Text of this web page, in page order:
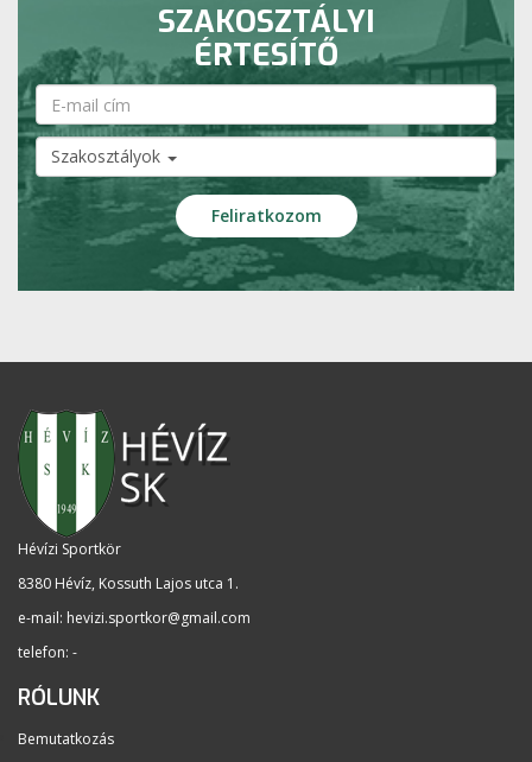
SZAKOSZTÁLYI
ÉRTESÍTŐ
Szakosztályok
Hévízi Sportkör
8380 Hévíz, Kossuth Lajos utca 1 .
e-mail: hevizi.sportkor@gmail.com
telefon: -
RÓLUNK
Bemutatkozás